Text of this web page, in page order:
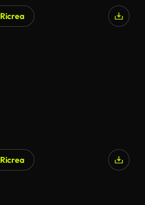
Ricrea
Ricrea